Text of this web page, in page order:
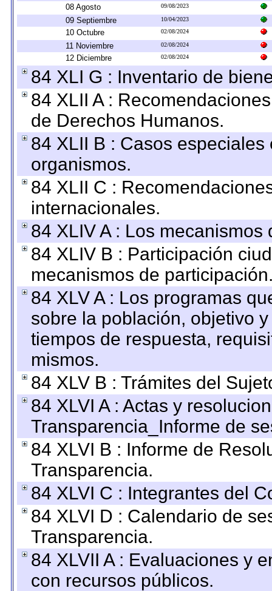
08 Agosto 09/08/2023
09 Septiembre 10/04/2023
10 Octubre 02/08/2024
11 Noviembre 02/08/2024
12 Diciembre 02/08/2024
84 XLI G : Inventario de
84 XLII A :
de Derechos Humanos.
84 XLII B : Casos
organismos.
84 XLII C :
internacionales.
84 XLIV A : Los
84 XLIV B : Participación
mecanismos de
84 XLV A : Los programas
sobre la población, objetivo
tiempos de respuesta,
mismos.
84 XLV B : Trámites del
84 XLVI A : Actas y
Transparencia_Informe de
84 XLVI B : Informe de
Transparencia.
84 XLVI C : Integrantes del
84 XLVI D : Calendario de
Transparencia.
84 XLVII A : Evaluaciones y
con recursos públicos.